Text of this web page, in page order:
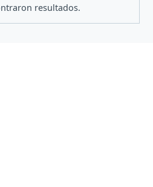
resultados.